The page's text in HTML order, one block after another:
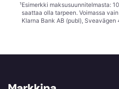
¹Esimerkki maksusuunnitelmasta:
saattaa olla tarpeen. Voimassa
Klarna Bank AB (publ),